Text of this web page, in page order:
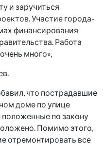
и заручиться
Участие города-
финансирования
Работа
много»,
что пострадавшие
доме по улице
по закону
Помимо этого,
отремонтировать все